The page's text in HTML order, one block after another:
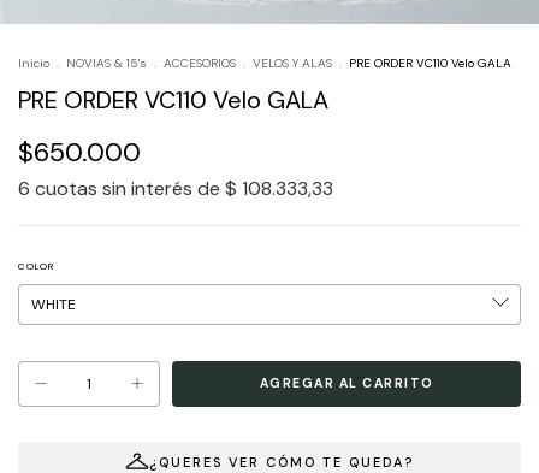
Inicio . NOVIAS & 15's . ACCESORIOS . VELOS Y ALAS . PRE ORDER VC110 Velo GALA
PRE ORDER VC110 Velo GALA
$650.000
6 cuotas sin interés de $ 108.333,33
COLOR
¿QUERES VER CÓMO TE QUEDA?